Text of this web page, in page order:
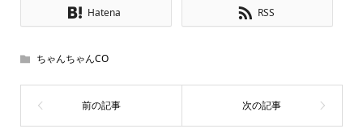
Hatena RSS
ちゃんちゃんCO